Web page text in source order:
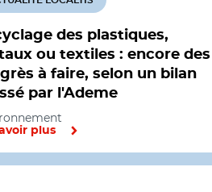
des plastiques,
ou textiles : encore des
à faire, selon un bilan
par l'Ademe
plus